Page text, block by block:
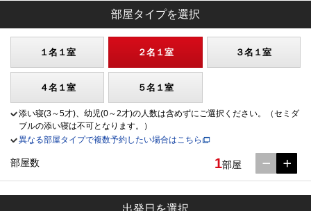
部屋タイプを選択
１名１室 ２名１室 ３名１室
４名１室 ５名１室
添い寝(3～5才)、幼児(0～2才)の人数は含めずにご選択ください。（セミダ
ブルの添い寝は不可となります。）
異なる部屋タイプで複数予約したい場合はこちら
部屋数 1部屋